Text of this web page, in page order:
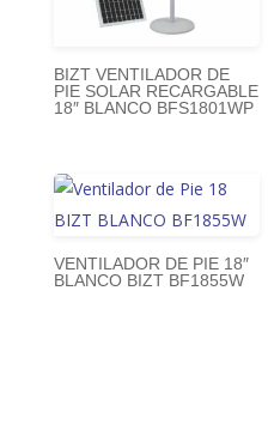
BIZT VENTILADOR DE
PIE SOLAR RECARGABLE
18″ BLANCO BFS1801WP
VENTILADOR DE PIE 18″
BLANCO BIZT BF1855W